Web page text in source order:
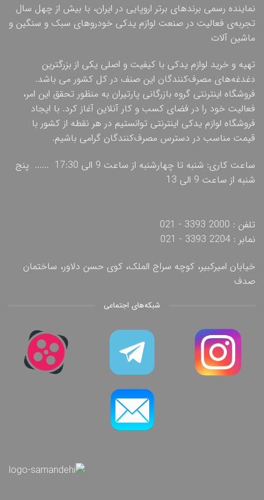
نماینده رسمی برندهای برتر اروپایی در ایران، با بیش از چهل سال
تجربه‌ی فعالیت در صنعت لوازم یدکی خودروهای سبک و سنگین و
ماشین آلات
تهیه و خرید لوازم یدکی با کیفیت و اصلی یکی از بزرگترین
دغدغه‌های مصرف‌کنندگان این صنف در کل کشور می باشد.
فروشگاه اینترنتی گروه بازرگانی پارتیران به منظور تحقق این امر،
فعالیت خود را در فضای کسب و کار آنلاین آغاز کرد. با ایجاد
فروشگاه لوازم یدکی اینترنتی توانستیم در هر نقطه از کشور با
قیمت مناسب در دسترس مصرف‌کنندگان گرامی باشیم.
ساعت کاری: شنبه تا چهارشنبه از ساعت 9 الی 17:30 ...... پنج
شنبه از ساعت 9 الی 13
تلفن : 2000 3393 - 021
نمابر : 2204 3393 - 021
خیابان امیرکبیر، کوچه سراج الملک، کوی حسن دلاور، ساختمان
صدف
شبکه‌های اجتماعی